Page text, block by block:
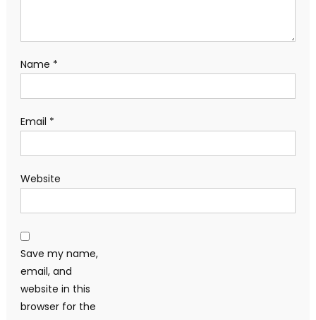
Name *
Email *
Website
Save my name,
email, and
website in this
browser for the